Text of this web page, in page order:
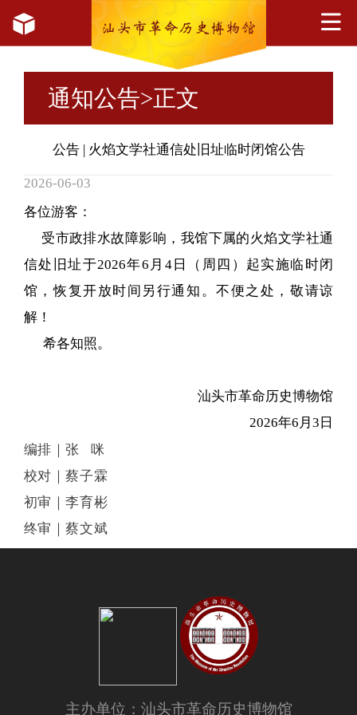
通知公告>正文
公告 | 火焰文学社通信处旧址临时闭馆公告
2026-06-03
各位游客：
受市政排水故障影响，我馆下属的火焰文学社通
信处旧址于2026年6月4日（周四）起实施临时闭
馆，恢复开放时间另行通知。不便之处，敬请谅
解！
希各知照。
汕头市革命历史博物馆
2026年6月3日
编排｜张 咪
校对｜蔡子霖
初审｜李育彬
终审｜蔡文斌
主办单位：汕头市革命历史博物馆